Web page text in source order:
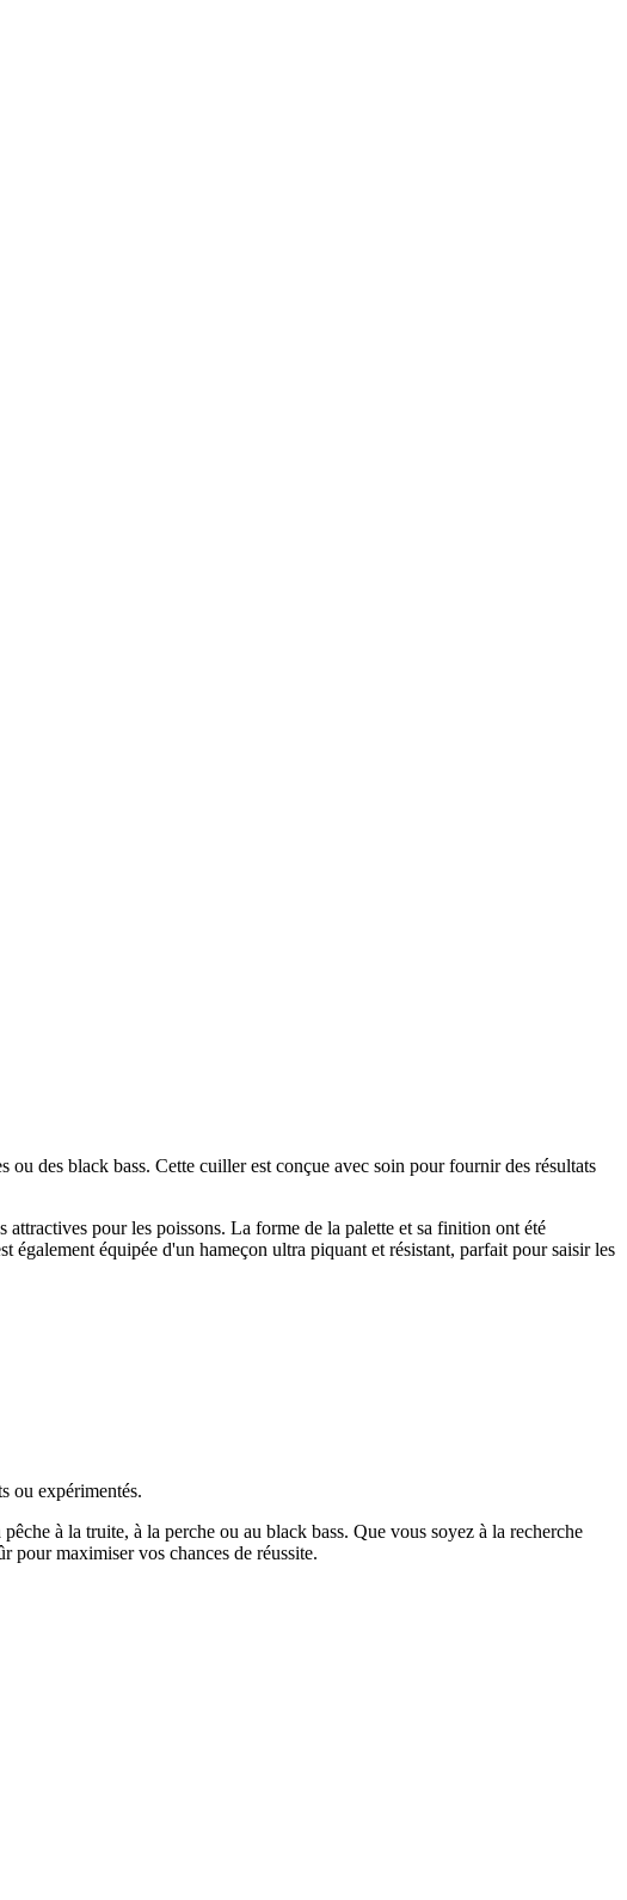
des black bass. Cette cuiller est conçue avec soin pour fournir des résultats
pour les poissons. La forme de la palette et sa finition ont été
équipée d'un hameçon ultra piquant et résistant, parfait pour saisir les
ou expérimentés.
à la truite, à la perche ou au black bass. Que vous soyez à la recherche
pour maximiser vos chances de réussite.